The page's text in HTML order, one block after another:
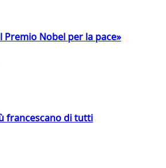
Premio Nobel per la pace»
francescano di tutti